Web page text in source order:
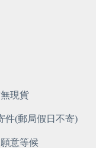
現貨
件(郵局假日不寄)
意等候